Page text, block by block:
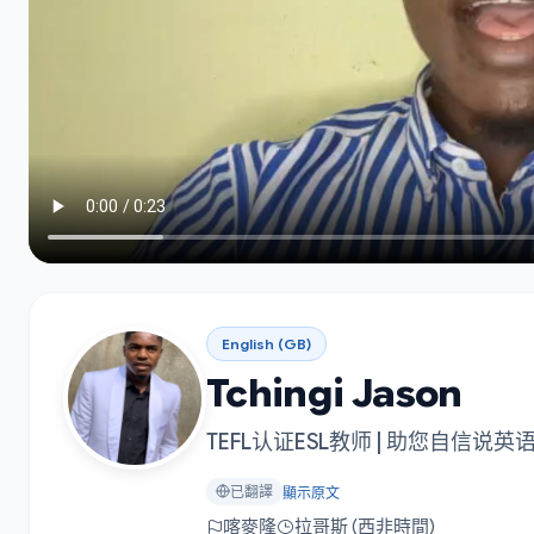
English (GB)
Tchingi Jason
TEFL认证ESL教师 | 助您自信说英
已翻譯 顯示原文
喀麥隆 拉哥斯 (西非時間)